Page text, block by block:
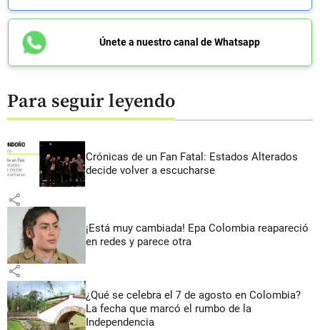
Únete a nuestro canal de Whatsapp
Para seguir leyendo
Crónicas de un Fan Fatal: Estados Alterados
decide volver a escucharse
share
¡Está muy cambiada! Epa Colombia reapareció
en redes y parece otra
share
¿Qué se celebra el 7 de agosto en Colombia?
La fecha que marcó el rumbo de la
Independencia